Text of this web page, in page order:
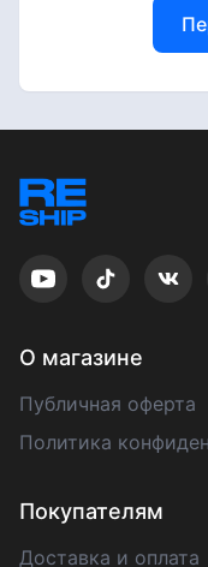
О магазине
Публичная оферта
Политика
Покупателям
Доставка и оплата